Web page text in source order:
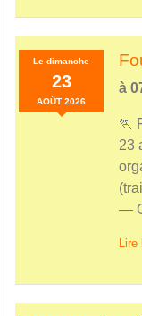
Ledimanche
23
AOÛT 2026
à
🏃
23
—
Lire